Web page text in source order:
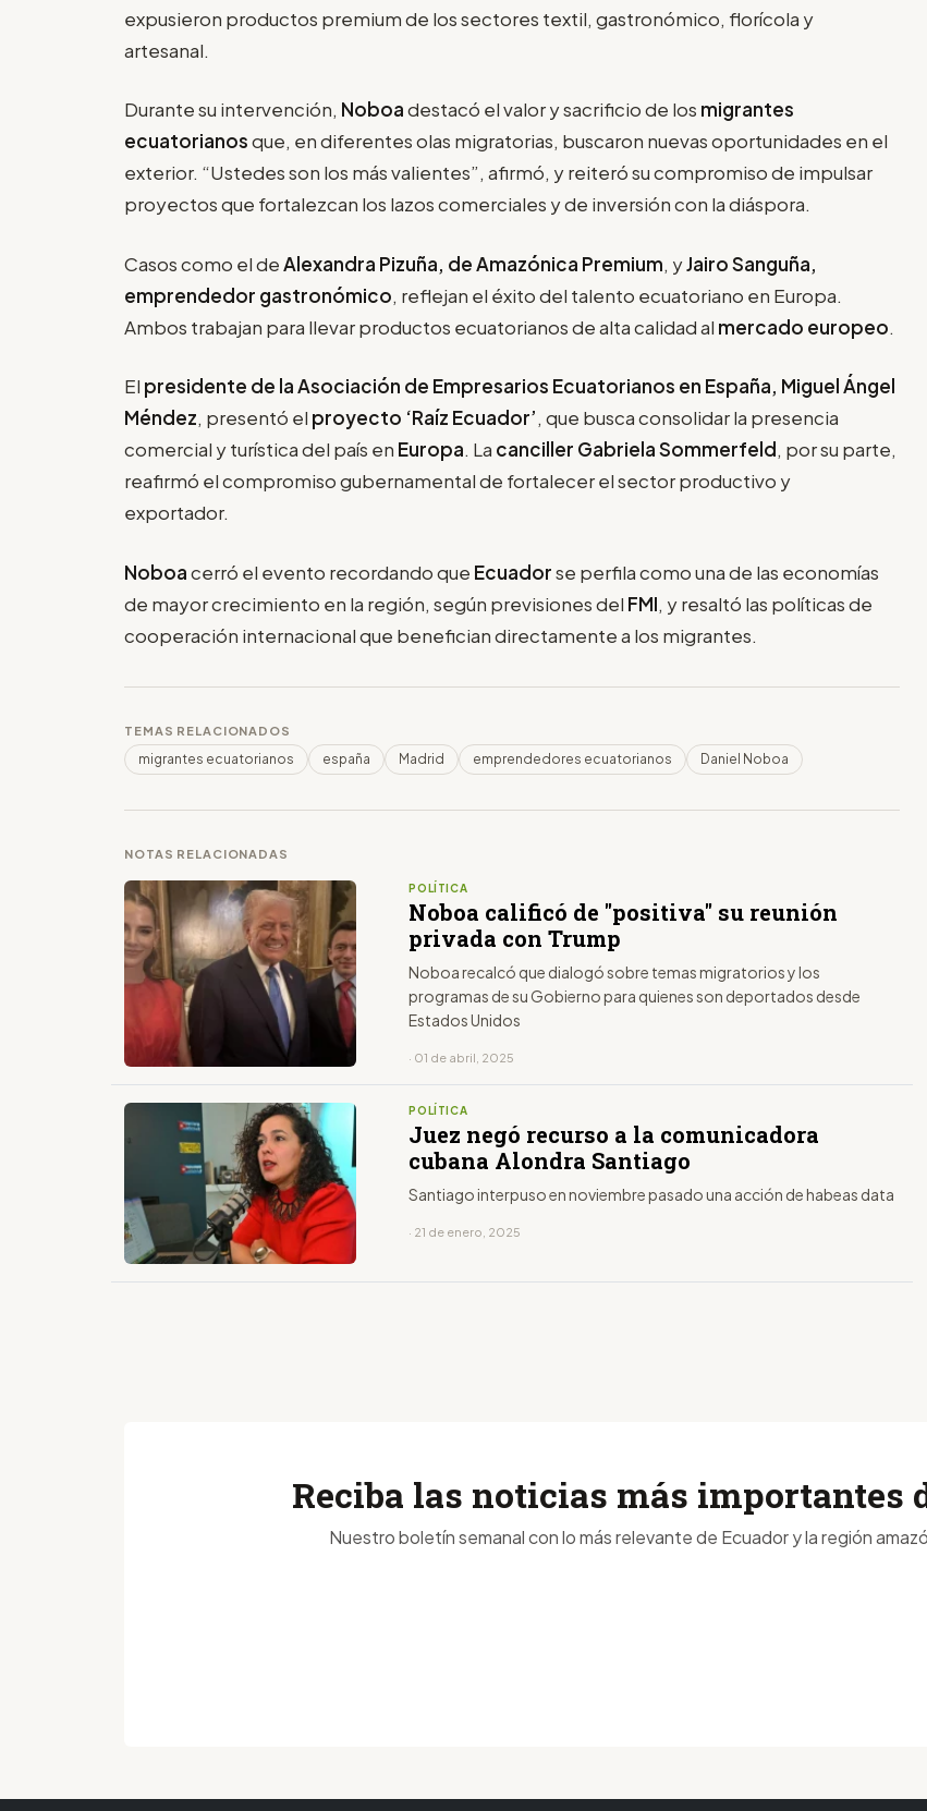
expusieron productos premium de los sectores textil, gastronómico, florícola y
artesanal.
Durante su intervención, Noboadestacó el valor y sacrificio de los migrantes
ecuatorianosque, en diferentes olas migratorias, buscaron nuevas oportunidades en el
exterior. “Ustedes son los más valientes”, afirmó, y reiteró su compromiso de impulsar
proyectos que fortalezcan los lazos comerciales y de inversión con la diáspora.
Casos como el deAlexandra Pizuña, de Amazónica Premium, yJairo Sanguña,
emprendedor gastronómico, reflejan el éxito del talento ecuatoriano en Europa.
Ambos trabajan para llevar productos ecuatorianos de alta calidad al mercado europeo.
El presidente de la Asociación de Empresarios Ecuatorianos en España, Miguel Ángel
Méndez, presentó el proyecto ‘Raíz Ecuador’, que busca consolidar la presencia
comercial y turística del país en Europa. La canciller Gabriela Sommerfeld, por su parte,
reafirmó el compromiso gubernamental de fortalecer el sector productivo y
exportador.
Noboacerró el evento recordando que Ecuadorse perfila como una de las economías
de mayor crecimiento en la región, según previsiones del FMI, y resaltó las políticas de
cooperación internacional que benefician directamente a los migrantes.
TEMAS RELACIONADOS
migrantes ecuatorianos españa Madrid emprendedores ecuatorianos Daniel Noboa
NOTAS RELACIONADAS
POLÍTICA
Noboa calificó de "positiva" su reunión
privada con Trump
Noboa recalcó que dialogó sobre temas migratorios y los
programas de su Gobierno para quienes son deportados desde
Estados Unidos
· 01 de abril, 2025
POLÍTICA
Juez negó recurso a la comunicadora
cubana Alondra Santiago
Santiago interpuso en noviembre pasado una acción de habeas data
· 21 de enero, 2025
Reciba las noticias más importantes
Nuestro boletín semanal con lo más relevante de Ecuador y la región